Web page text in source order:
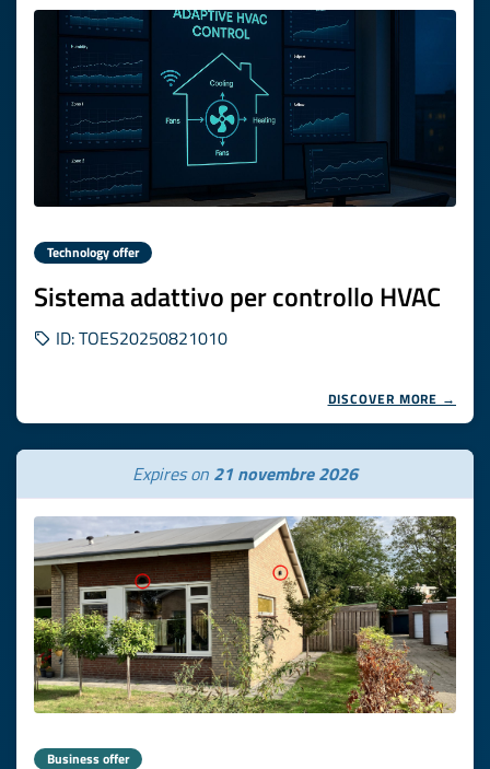
Technology offer
Sistema adattivo per controllo HVAC
ID: TOES20250821010
DISCOVER MORE →
Expires on 21 novembre 2026
Business offer